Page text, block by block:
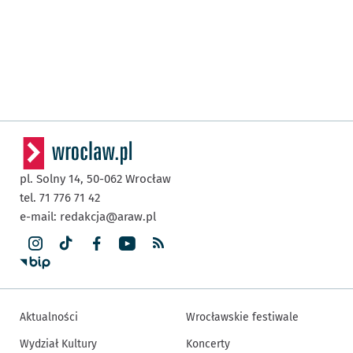
pl. Solny 14, 50-062 Wrocław
tel. 71 776 71 42
e-mail: redakcja@araw.pl
Aktualności
Wydział Kultury
Wrocławskie festiwale
Koncerty